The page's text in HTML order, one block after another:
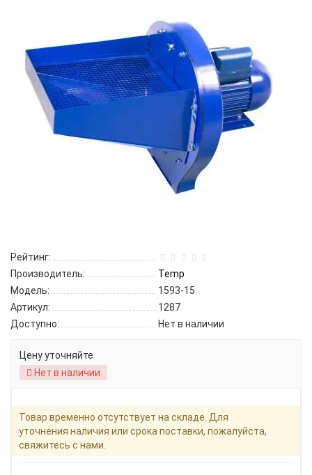
Рейтинг:
Производитель:
Temp
Модель:
1593-15
Артикул:
1287
Доступно:
Нет в наличии
Цену уточняйте
Нет в наличии
Товар временно отсутствует на складе. Для
уточнения наличия или срока поставки, пожалуйста,
свяжитесь с нами.